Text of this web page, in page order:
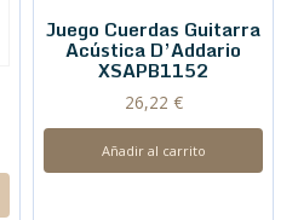
Juego Cuerdas Guitarra
Acústica D’Addario
XSAPB1152
26,22 €
Añadir al carrito